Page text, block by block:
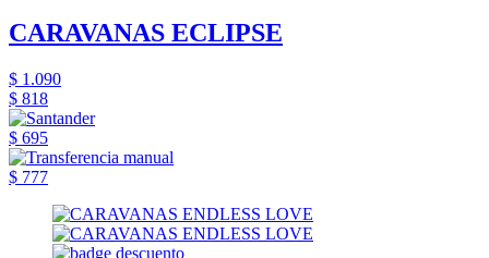
CARAVANAS ECLIPSE
$ 1.090
$ 818
$ 695
$ 777